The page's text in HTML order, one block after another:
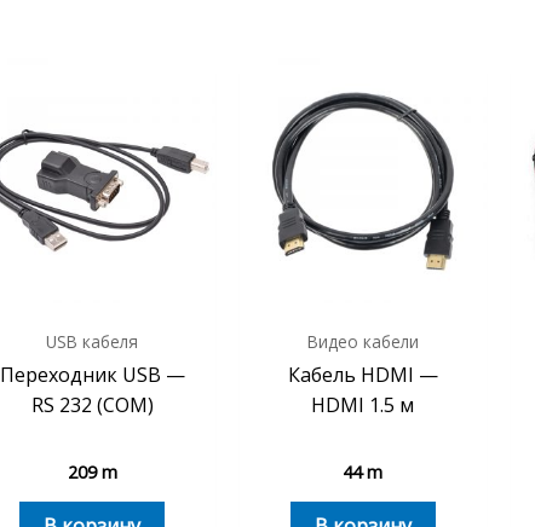
USB кабеля
Переходник USB —
RS 232 (COM)
209m
Видео кабели
Кабель HDMI —
HDMI 1.5 м
44m